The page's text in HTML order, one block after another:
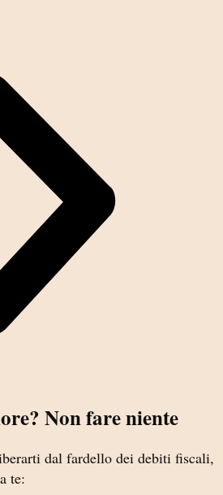
Non fare niente
dal fardello dei debiti fiscali,
te: